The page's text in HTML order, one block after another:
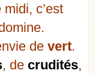
c’est
de vert.
, de crudités,